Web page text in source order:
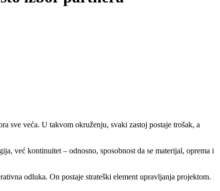
sve veća. U takvom okruženju, svaki zastoj postaje trošak, a
već kontinuitet – odnosno, sposobnost da se materijal, oprema i
odluka. On postaje strateški element upravljanja projektom.